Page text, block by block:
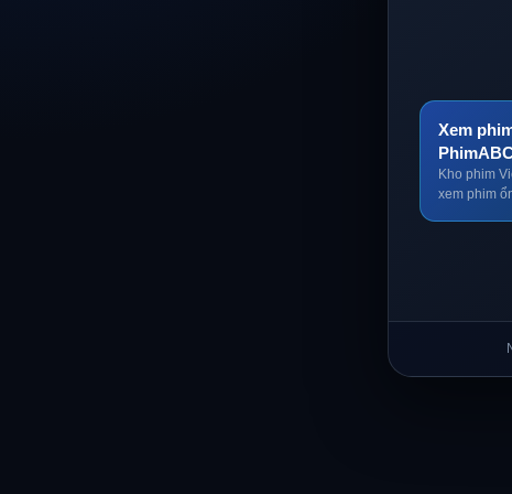
Xem
Kho phim
xem phim